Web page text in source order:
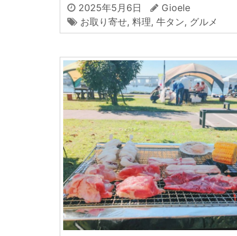
2025年5月6日
Gioele
お取り寄せ, 料理, 牛タン, グルメ